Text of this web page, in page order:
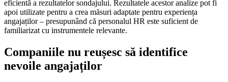
eficientă a rezultatelor sondajului. Rezultatele acestor analize pot fi
apoi utilizate pentru a crea măsuri adaptate pentru experiența
angajaților – presupunând că personalul HR este suficient de
familiarizat cu instrumentele relevante.
Companiile nu reușesc să identifice
nevoile angajaților